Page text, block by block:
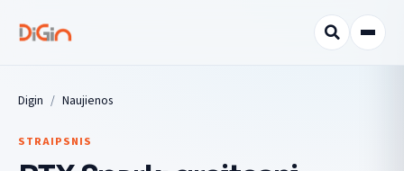
Digin Naujienos
STRAIPSNIS